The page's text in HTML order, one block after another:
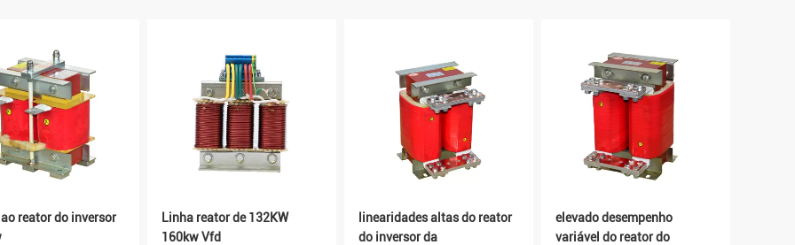
reator do inversor
Linha reator de 132KW
160kw Vfd
linearidades altas do reator
do inversor da
elevado desempenho
variável do reator do